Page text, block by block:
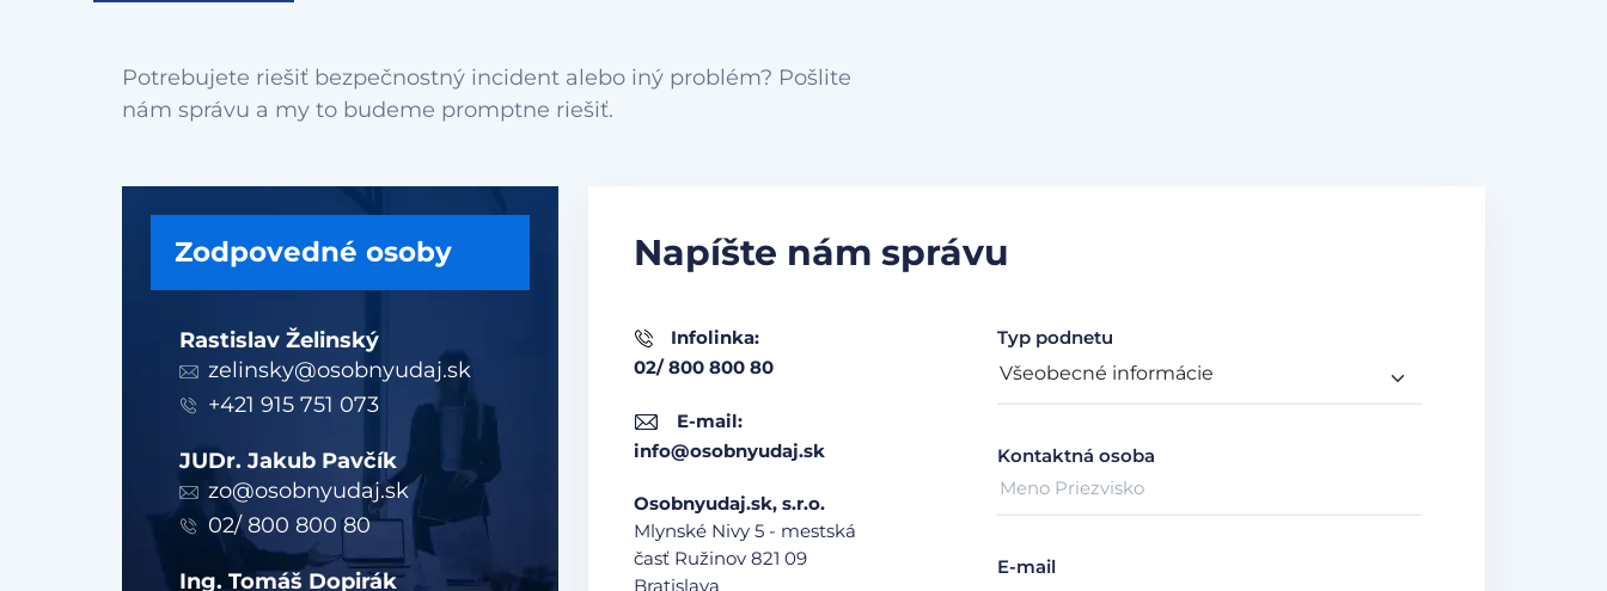
Potrebujete riešiť bezpečnostný incident alebo iný problém? Pošlite
Zodpovedné osoby
Rastislav Želinský
zelinsky@osobnyudaj.sk
+421 915 751 073
JUDr. Jakub Pavčík
zo@osobnyudaj.sk
02/ 800 800 80
Ing. Tomáš Dopirák
Napíšte nám správu
Infolinka:
02/ 800 800 80
E-mail:
info@osobnyudaj.sk
Osobnyudaj.sk, s.r.o.
Mlynské Nivy 5 - mestská
časť Ružinov 821 09
Bratislava
Typ podnetu
Kontaktná osoba
E-mail